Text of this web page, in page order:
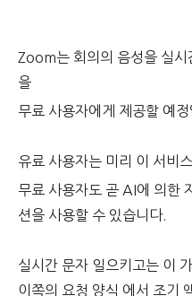
Zoom는 회의의 음성을 실시
을
무료 사용자에게 제공할 예정
유료 사용자는 미리 이 서비
무료 사용자도 곧 AI에 의한
션을 사용할 수 있습니다.
실시간 문자 일으키고는 이
이쪽의 요청 양식 에서 조기